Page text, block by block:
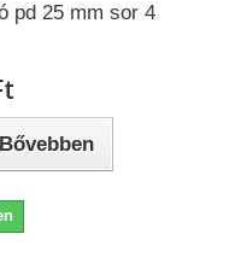
pd 25 mm sor 4
Bővebben